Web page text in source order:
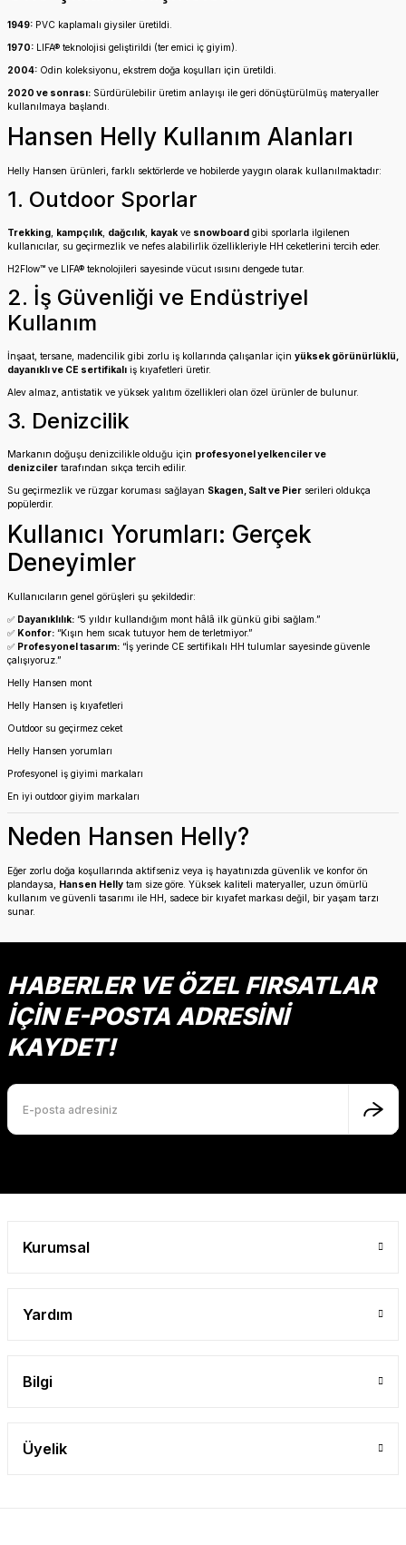
1949: PVC kaplamalı giysiler üretildi.
1970: LIFA® teknolojisi geliştirildi (ter emici iç giyim).
2004: Odin koleksiyonu, ekstrem doğa koşulları için üretildi.
2020 ve sonrası: Sürdürülebilir üretim anlayışı ile geri dönüştürülmüş materyaller
kullanılmaya başlandı.
Hansen Helly Kullanım Alanları
Helly Hansen ürünleri, farklı sektörlerde ve hobilerde yaygın olarak kullanılmaktadır:
1. Outdoor Sporlar
Trekking kampçılık dağcılık kayak ve snowboard gibi sporlarla ilgilenen
kullanıcılar, su geçirmezlik ve nefes alabilirlik özellikleriyle HH ceketlerini tercih eder.
H2Flow™ ve LIFA® teknolojileri sayesinde vücut ısısını dengede tutar.
2. İş Güvenliği ve Endüstriyel
Kullanım
İnşaat, tersane, madencilik gibi zorlu iş kollarında çalışanlar için yüksek görünürlüklü,
dayanıklı ve CE sertifikalı iş kıyafetleri üretir.
Alev almaz, antistatik ve yüksek yalıtım özellikleri olan özel ürünler de bulunur.
3. Denizcilik
Markanın doğuşu denizcilikle olduğu için profesyonel yelkenciler ve
denizciler tarafından sıkça tercih edilir.
Su geçirmezlik ve rüzgar koruması sağlayan Skagen, Salt ve Pier serileri oldukça
popülerdir.
Kullanıcı Yorumları: Gerçek
Deneyimler
Kullanıcıların genel görüşleri şu şekildedir:
✅ Dayanıklılık: “5 yıldır kullandığım mont hâlâ ilk günkü gibi sağlam.”
✅ Konfor: “Kışın hem sıcak tutuyor hem de terletmiyor.”
✅ Profesyonel tasarım: “İş yerinde CE sertifikalı HH tulumlar sayesinde güvenle
çalışıyoruz.”
Helly Hansen mont
Helly Hansen iş kıyafetleri
Outdoor su geçirmez ceket
Helly Hansen yorumları
Profesyonel iş giyimi markaları
En iyi outdoor giyim markaları
Neden Hansen Helly?
Eğer zorlu doğa koşullarında aktifseniz veya iş hayatınızda güvenlik ve konfor ön
plandaysa,
Hansen Helly tam size göre. Yüksek kaliteli materyaller, uzun ömürlü
kullanım ve güvenli tasarımı ile HH, sadece bir kıyafet markası değil, bir yaşam tarzı
sunar.
HABERLER VE ÖZEL FIRSATLAR
İÇİN E-POSTA ADRESİNİ
KAYDET!
Kurumsal
Yardım
Bilgi
Üyelik